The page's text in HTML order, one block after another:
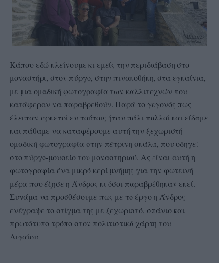
Κάπου εδώ κλείνουμε κι εμείς την περιδιάβαση στο
μοναστήρι, στον πύργο, στην πινακοθήκη, στα εγκαίνια,
με μια ομαδική φωτογραφία των καλλιτεχνών που
κατάφεραν να παραβρεθούν. Παρά το γεγονός πως
έλειπαν αρκετοί εν τούτοις ήταν πάλι πολλοί και είδαμε
και πάθαμε να καταφέρουμε αυτή την ξεχωριστή
ομαδική φωτογραφία στην πέτρινη σκάλα, που οδηγεί
στο πύργο-μουσείο του μοναστηριού. Ας είναι αυτή η
φωτογραφία ένα μικρό κερί μνήμης για την φωτεινή
μέρα που έζησε η Άνδρος κι όσοι παραβρέθηκαν εκεί.
Συνάμα να προσθέσουμε πως με το έργο η Άνδρος
ενέγραψε το στίγμα της με ξεχωριστό, σπάνιο και
πρωτότυπο τρόπο στον πολιτιστικό χάρτη του
Αιγαίου…